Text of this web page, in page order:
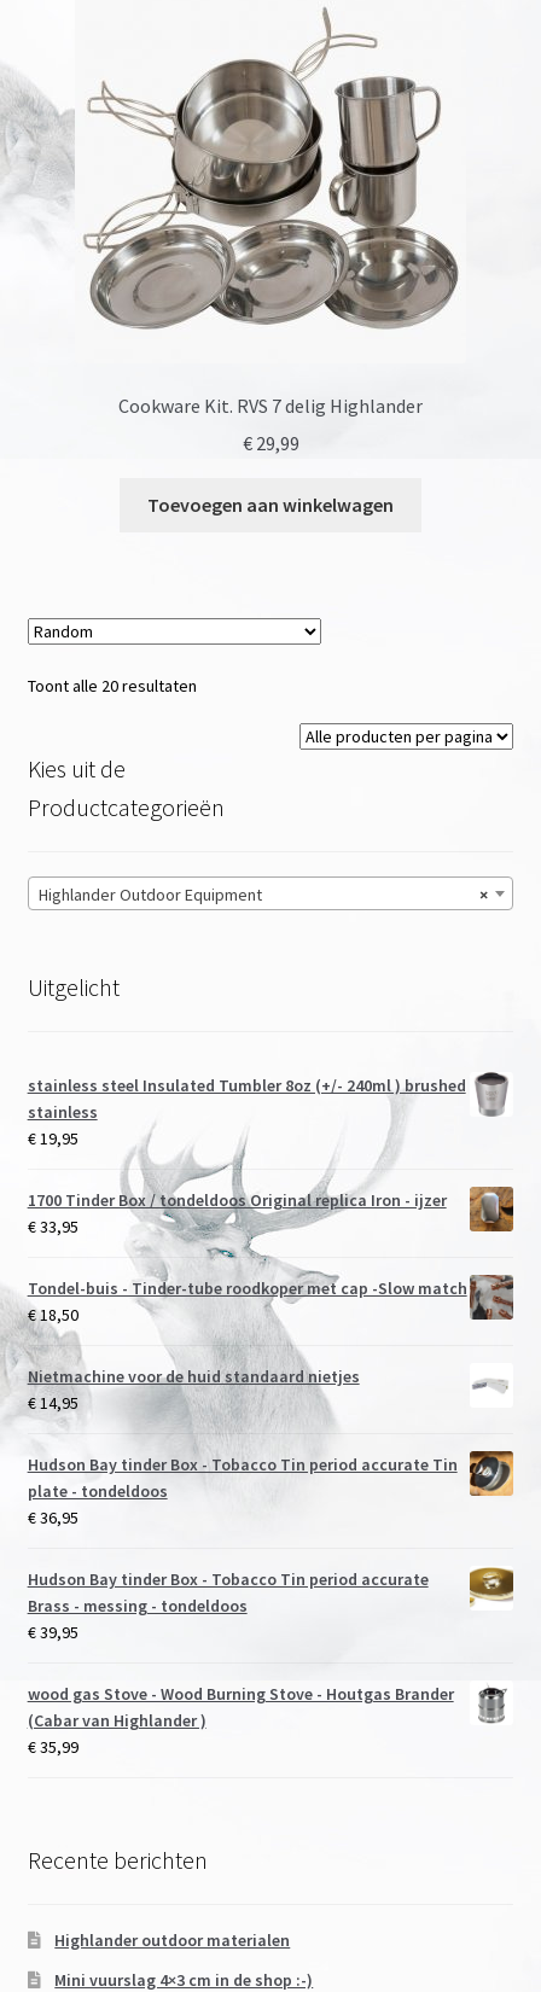
Cookware Kit. RVS 7 delig Highlander
€29,99
Toevoegen aan winkelwagen
Toont alle 20 resultaten
Kies uit de
Productcategorieën
×
Highlander Outdoor Equipment
Uitgelicht
stainless steel Insulated Tumbler 8oz (+/- 240ml ) brushed
stainless
€19,95
1700 Tinder Box / tondeldoos Original replica Iron - ijzer
€33,95
Tondel-buis - Tinder-tube roodkoper met cap -Slow match
€18,50
Nietmachine voor de huid standaard nietjes
€14,95
Hudson Bay tinder Box - Tobacco Tin period accurate Tin
plate - tondeldoos
€36,95
Hudson Bay tinder Box - Tobacco Tin period accurate
Brass - messing - tondeldoos
€39,95
wood gas Stove - Wood Burning Stove - Houtgas Brander
(Cabar van Highlander )
€35,99
Recente berichten
Highlander outdoor materialen
Mini vuurslag 4×3 cm in de shop :-)